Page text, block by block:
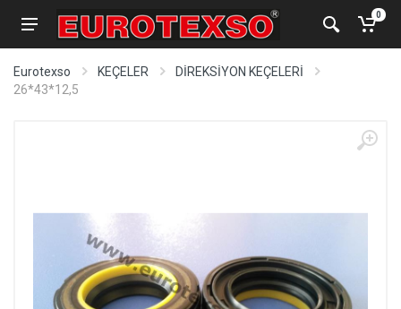
0
Eurotexso KEÇELER
DİREKSİYON KEÇELERİ
26*43*12,5